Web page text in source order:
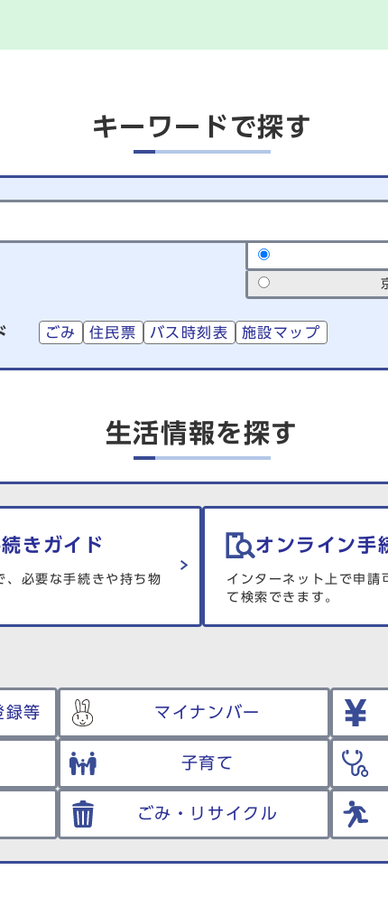
キーワードで探す
サイト内検索の範囲
ごみ 住民票 バス時刻表 施設マップ
生活情報を探す
きガイド
、必要な手続きや持ち物
オンライン手
インターネット上で申請
て検索できます。
録等 マイナンバー
子育て
ごみ・リサイクル